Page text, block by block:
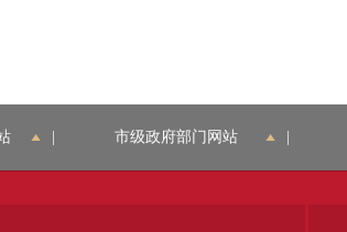
市级政府部门网站